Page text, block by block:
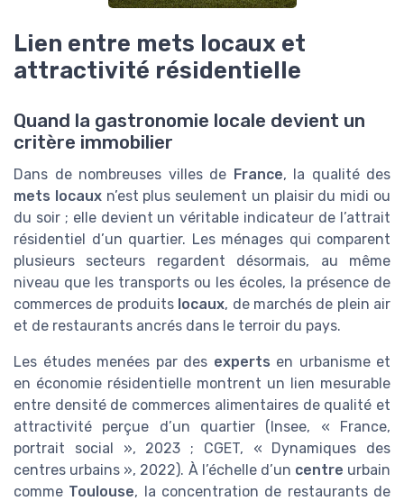
Lien entre mets locaux et
attractivité résidentielle
Quand la gastronomie locale devient un
critère immobilier
Dans de nombreuses villes de France, la qualité des
mets locauxn’est plus seulement un plaisir du midi ou
du soir ; elle devient un véritable indicateur de l’attrait
résidentiel d’un quartier. Les ménages qui comparent
plusieurs secteurs regardent désormais, au même
niveau que les transports ou les écoles, la présence de
commerces de produits locaux, de marchés de plein air
et de restaurants ancrés dans le terroir du pays.
Les études menées par des experts en urbanisme et
en économie résidentielle montrent un lien mesurable
entre densité de commerces alimentaires de qualité et
attractivité perçue d’un quartier (Insee, « France,
portrait social », 2023 ; CGET, « Dynamiques des
centres urbains », 2022). À l’échelle d’un centre urbain
comme Toulouse, la concentration de restaurants de